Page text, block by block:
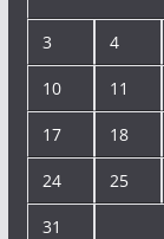
3 4
10 11
17 18
24 25
31